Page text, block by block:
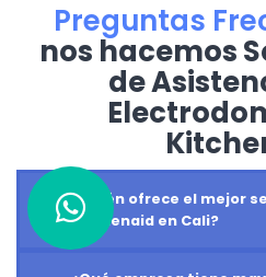
Preguntas
nos hacemos
de
¿Quién ofrece el mejor
Kitchenaid en Cali?